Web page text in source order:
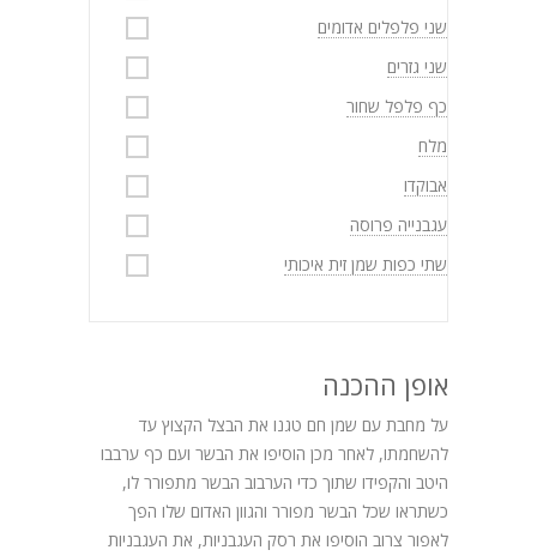
שני פלפלים אדומים
שני גזרים
כף פלפל שחור
מלח
אבוקדו
עגבנייה פרוסה
שתי כפות שמן זית איכותי
אופן ההכנה
על מחבת עם שמן חם טגנו את הבצל הקצוץ עד
להשחמתו, לאחר מכן הוסיפו את הבשר ועם כף ערבבו
היטב והקפידו שתוך כדי הערבוב הבשר מתפורר לו,
כשתראו שכל הבשר מפורר והגוון האדום שלו הפך
לאפור צרוב הוסיפו את רסק העגבניות, את העגבניות